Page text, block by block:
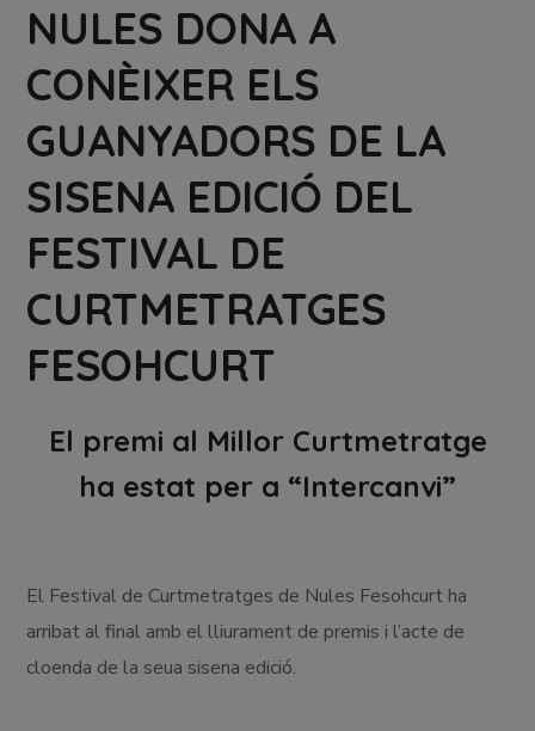
NULES DONA A
CONÈIXER ELS
GUANYADORS DE LA
SISENA EDICIÓ DEL
FESTIVAL DE
CURTMETRATGES
FESOHCURT
El premi al Millor Curtmetratge
ha estat per a “Intercanvi”
El Festival de Curtmetratges de Nules Fesohcurt ha
arribat al final amb el lliurament de premis i l’acte de
cloenda de la seua sisena edició.